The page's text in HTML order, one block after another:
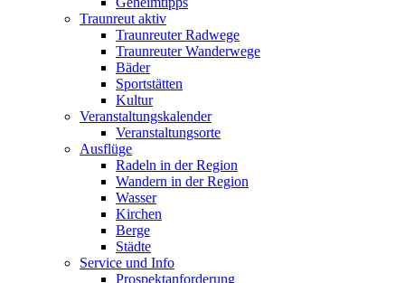
Traunreut aktiv
Traunreuter Radwege
Traunreuter Wanderwege
Bäder
Sportstätten
Kultur
Veranstaltungskalender
Veranstaltungsorte
Ausflüge
Radeln in der Region
Wandern in der Region
Wasser
Kirchen
Berge
Städte
Service und Info
Prospektanforderung